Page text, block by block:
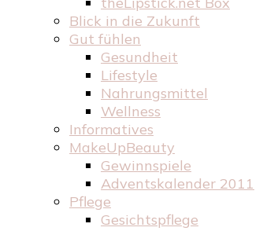
Blick in die Zukunft
Gut fühlen
Gesundheit
Lifestyle
Nahrungsmittel
Wellness
Informatives
MakeUpBeauty
Gewinnspiele
Adventskalender 2011
Pflege
Gesichtspflege